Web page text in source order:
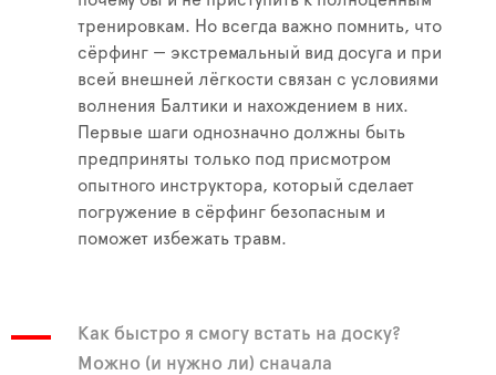
тренировкам. Но всегда важно помнить, что
сёрфинг — экстремальный вид досуга и при
всей внешней лёгкости связан с условиями
волнения Балтики и нахождением в них.
Первые шаги однозначно должны быть
предприняты только под присмотром
опытного инструктора, который сделает
погружение в сёрфинг безопасным и
поможет избежать травм.
Как быстро я смогу встать на доску?
Можно (и нужно ли) сначала